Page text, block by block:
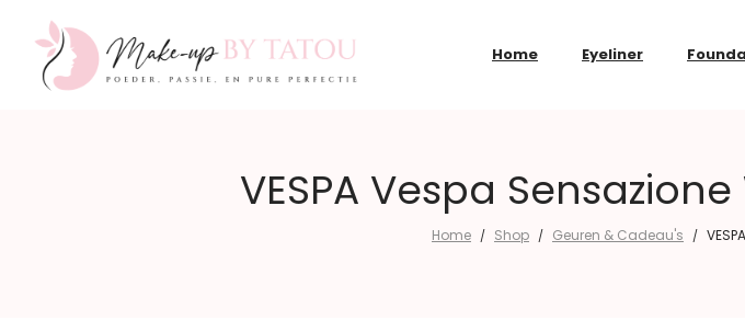
Home Eyeliner
VESPA Vespa
Home / Shop / Geuren & Cadeau's /